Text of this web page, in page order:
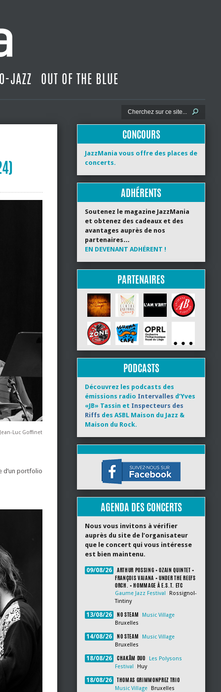
JAZZ OUT OF THE BLUE
Luc Goffinet
d’un portfolio
CONCOURS
JazzMania vous offre des places de
concerts.
ADHÉRENTS
Soutenez le magazine JazzMania
et obtenez des cadeaux et des
avantages auprès de nos
partenaires…
EN DEVENANT ADHÉRENT !
PARTENAIRES
PODCASTS
Découvrez les podcasts des
émissions radio Intervalles d’Yves
«JB» Tassin et Inspecteurs des
Riffs des ASBL Maison du Jazz &
Maison du Rock.
AGENDA DES CONCERTS
Nous vous invitons à vérifier
auprès du site de l’organisateur
que le concert qui vous intéresse
est bien maintenu.
09/08/26
ARTHUR POSSING + OZAIN QUINTET +
FRANÇOIS VAIANA + UNDER THE REEFS
ORCH. + HOMMAGE À E.S.T. ETC
Gaume Jazz Festival
Rossignol-
Tintiny
13/08/26 NO STEAM
Music Village
Bruxelles
14/08/26 NO STEAM
Music Village
Bruxelles
18/08/26 CHAKÂM DUO
Les Polysons
Festival
Huy
18/08/26 THOMAS GRIMMONPREZ TRIO
Music Village Bruxelles